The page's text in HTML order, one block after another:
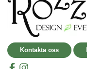
Kontakta oss